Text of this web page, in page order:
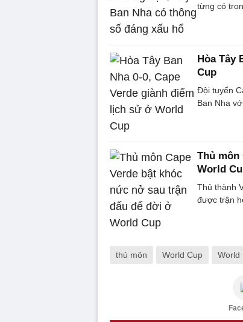
từng có
Hòa Tây
Cup
Đội tuyển
Ban Nha
Thủ môn
World
Thủ thành
được trận
thủ môn World Cup World